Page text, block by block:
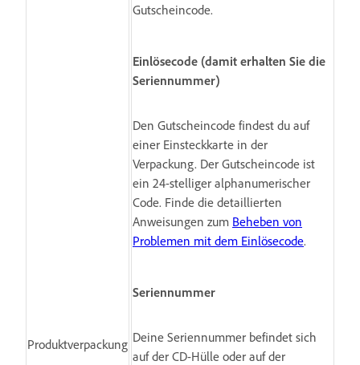
Produktverpackung
Gutscheincode.
Einlösecode (damit erhalten Sie die
Seriennummer)
Den Gutscheincode findest du auf
einer Einsteckkarte in der
Verpackung. Der Gutscheincode ist
ein 24-stelliger alphanumerischer
Code. Finde die detaillierten
Anweisungen zum Beheben von
Problemen mit dem Einlösecode.
Seriennummer
Deine Seriennummer befindet sich
auf der CD-Hülle oder auf der